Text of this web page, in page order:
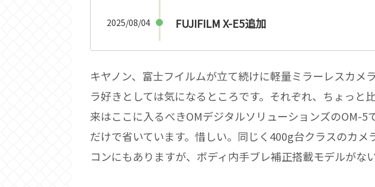
2025/08/04 FUJIFILM X-E5追加
キヤノン、富士フイルムが立て続けに軽量ミラーレスカメ
ラ好きとしては気になるところです。それぞれ、ちょっと
来はここに入るべきOMデジタルソリューションズのOM-5
だけで省いています。惜しい。同じく400g台クラスのカメ
コンにもありますが、ボディ内手ブレ補正搭載モデルがな